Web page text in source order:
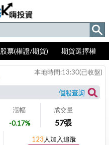
股票(權證/期貨) 期貨選擇權
漲幅
-0.17%
成交量
57張
本地時間:13:30(已收盤)
123 人加入追蹤